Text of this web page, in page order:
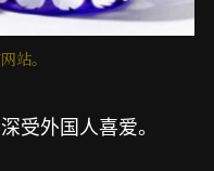
站。
深受外国人喜爱。